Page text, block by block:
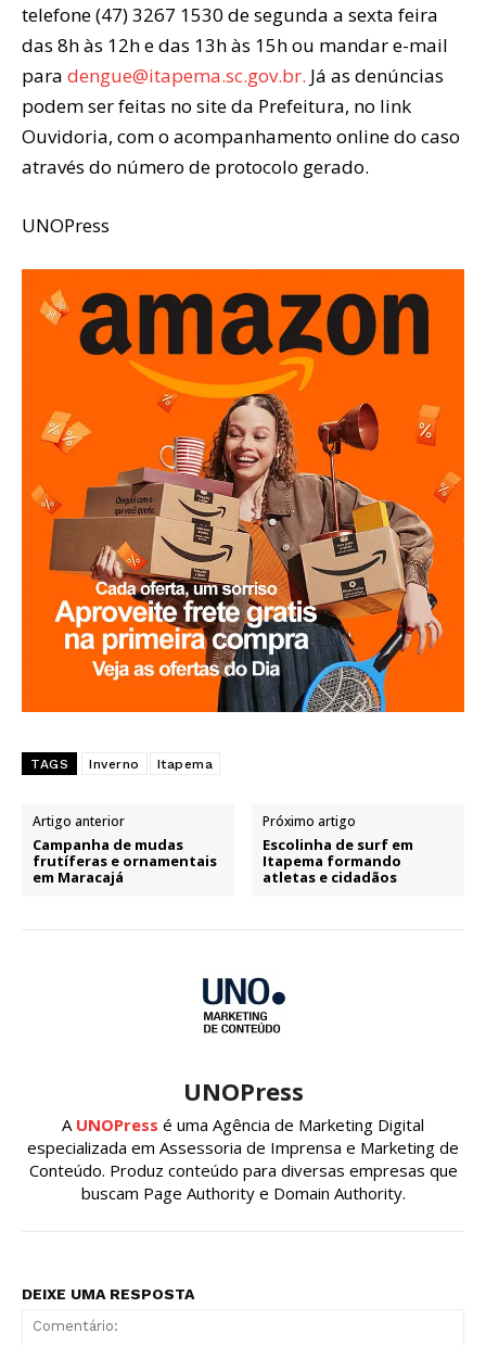
telefone (47) 3267 1530 de segunda a sexta feira
das 8h às 12h e das 13h às 15h ou mandar e-mail
para dengue@itapema.sc.gov.br. Já as denúncias
podem ser feitas no site da Prefeitura, no link
Ouvidoria, com o acompanhamento online do caso
através do número de protocolo gerado.
UNOPress
TAGS Inverno Itapema
Artigo anterior
Campanha de mudas
frutíferas e ornamentais
em Maracajá
Próximo artigo
Escolinha de surf em
Itapema formando
atletas e cidadãos
UNOPress
A UNOPress é uma Agência de Marketing Digital
especializada em Assessoria de Imprensa e Marketing de
Conteúdo. Produz conteúdo para diversas empresas que
buscam Page Authority e Domain Authority.
DEIXE UMA RESPOSTA